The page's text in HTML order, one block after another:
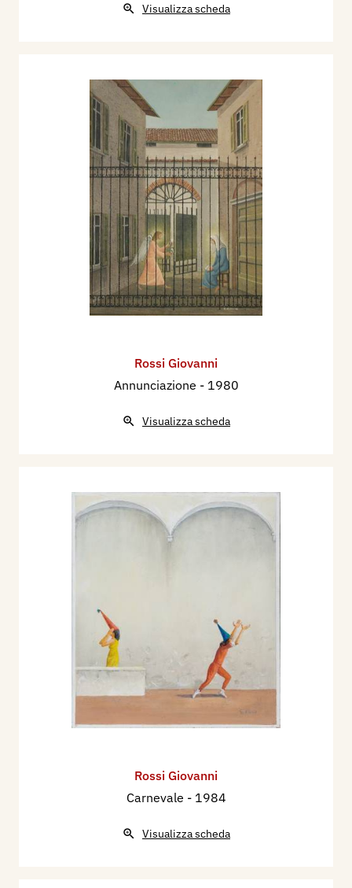
Visualizza scheda
Rossi Giovanni
Annunciazione - 1980
Visualizza scheda
Rossi Giovanni
Carnevale - 1984
Visualizza scheda